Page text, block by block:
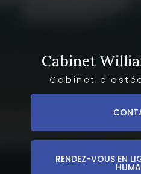
Cabinet
Cabinet
RENDEZ-VOUS EN